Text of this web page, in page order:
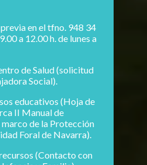
en el tfno. 948 34
a 12.00 h. de lunes a
de Salud (solicitud
Social).
educativos (Hoja de
II Manual de
de la Protección
Foral de Navarra).
(Contacto con